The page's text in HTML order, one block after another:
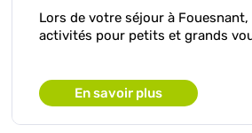
Lors de votre séjour à
activités pour petits et grands
En savoir plus